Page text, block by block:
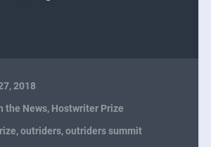
2018
the News, Hostwriter Prize
,outriders,outriders summit